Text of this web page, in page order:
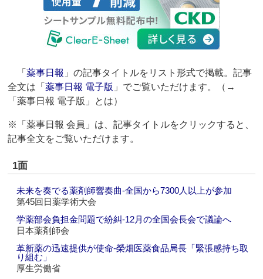
「薬事日報 」の記事タイトルをリスト形式で掲載。記事
全文は「薬事日報 電子版 」でご覧いただけます。（→
「薬事日報 電子版」とは）
※「薬事日報 会員」は、記事タイトルをクリックすると、
記事全文をご覧いただけます。
1面
未来を奏でる薬剤師響奏曲‐全国から7300人以上が参加
第45回日薬学術大会
学薬部会負担金問題で紛糾‐12月の全国会長会で議論へ
日本薬剤師会
革新薬の迅速提供が使命‐榮畑医薬食品局長「緊張感持ち取
り組む」
厚生労働省